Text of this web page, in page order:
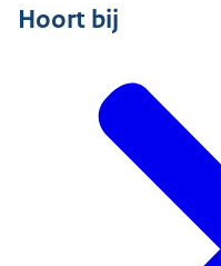
Hoort bij